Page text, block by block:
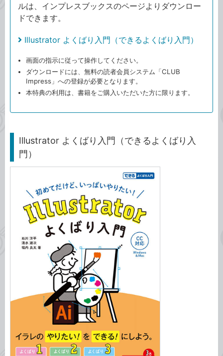
ルは、インプレスブックスのページよりダウンロー
ドできます。
Illustrator よくばり入門（できるよくばり入門）
画面の指示に従って操作してください。
ダウンロードには、無料の読者会員システム「CLUB
Impress」への登録が必要となります。
本特典の利用は、書籍をご購入いただいた方に限ります。
Illustrator よくばり入門（できるよくばり入
門）